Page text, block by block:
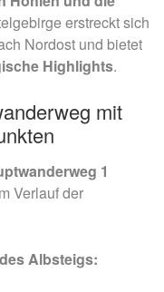
erstreckt sich
Nordost und bietet
Highlights.
mit
1
Verlauf der
Albsteigs: